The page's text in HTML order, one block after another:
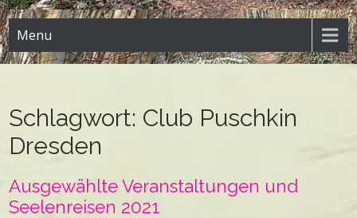
Menu
Schlagwort: Club Puschkin
Dresden
Ausgewählte Veranstaltungen und
Seelenreisen 2021